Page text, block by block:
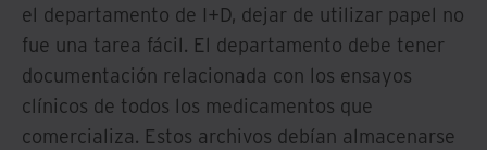
el departamento de I+D, dejar de utilizar papel no
fue una tarea fácil. El departamento debe tener
documentación relacionada con los ensayos
clínicos de todos los medicamentos que
comercializa. Estos archivos debían almacenarse